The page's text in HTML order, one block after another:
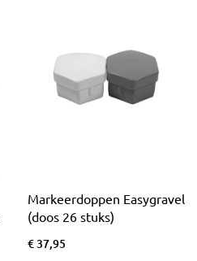
Markeerdoppen Easygravel
(doos 26 stuks)
€ 37,95